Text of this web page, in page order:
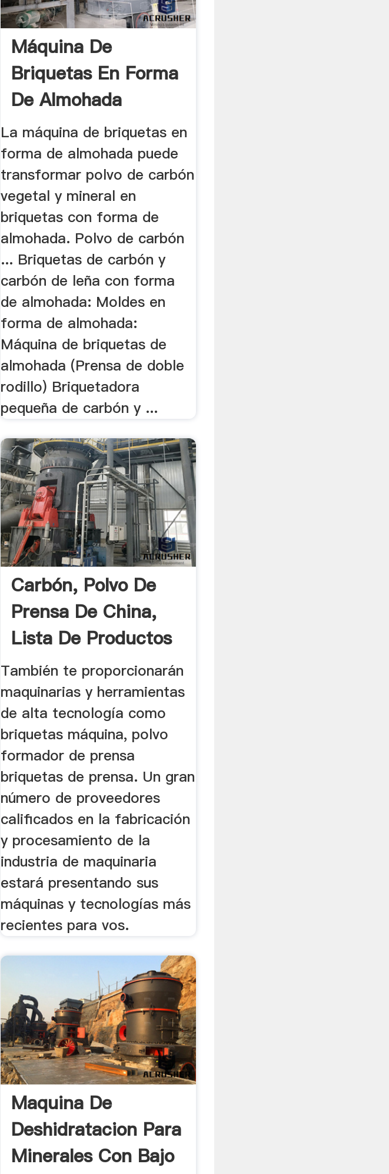
Máquina De
Briquetas En Forma
De Almohada
La máquina de briquetas en
forma de almohada puede
transformar polvo de carbón
vegetal y mineral en
briquetas con forma de
almohada. Polvo de carbón
... Briquetas de carbón y
carbón de leña con forma
de almohada: Moldes en
forma de almohada:
Máquina de briquetas de
almohada (Prensa de doble
rodillo) Briquetadora
pequeña de carbón y ...
Carbón, Polvo De
Prensa De China,
Lista De Productos
De ...
También te proporcionarán
maquinarias y herramientas
de alta tecnología como
briquetas máquina, polvo
formador de prensa
briquetas de prensa. Un gran
número de proveedores
calificados en la fabricación
y procesamiento de la
industria de maquinaria
estará presentando sus
máquinas y tecnologías más
recientes para vos.
Maquina De
Deshidratacion Para
Minerales Con Bajo